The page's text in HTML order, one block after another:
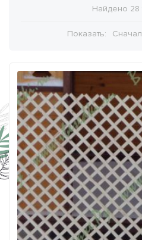
Найдено 28
Показать: